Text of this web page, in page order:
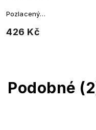
426 Kč
Pozlacený
řetízek z
Podobné